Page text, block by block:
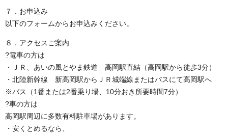
７．お申込み
以下のフォームからお申込みください。
８．アクセスご案内
?電車の方は
・ＪＲ、あいの風とやま鉄道 高岡駅直結（高岡駅から徒歩3分）
・北陸新幹線 新高岡駅からＪＲ城端線またはバスにて高岡駅へ
※バス（1番または2番乗り場、10分おき所要時間7分）
?車の方は
高岡駅周辺に多数有料駐車場があります。
・安くとめるなら、